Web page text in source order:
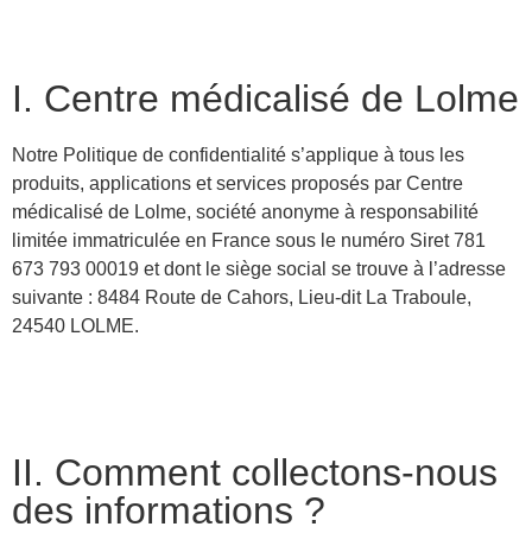
I. Centre médicalisé de Lolme
Notre Politique de confidentialité s’applique à tous les
produits, applications et services proposés par Centre
médicalisé de Lolme, société anonyme à responsabilité
limitée immatriculée en France sous le numéro Siret 781
673 793 00019 et dont le siège social se trouve à l’adresse
suivante : 8484 Route de Cahors, Lieu-dit La Traboule,
24540 LOLME.
II. Comment collectons-nous
des informations ?